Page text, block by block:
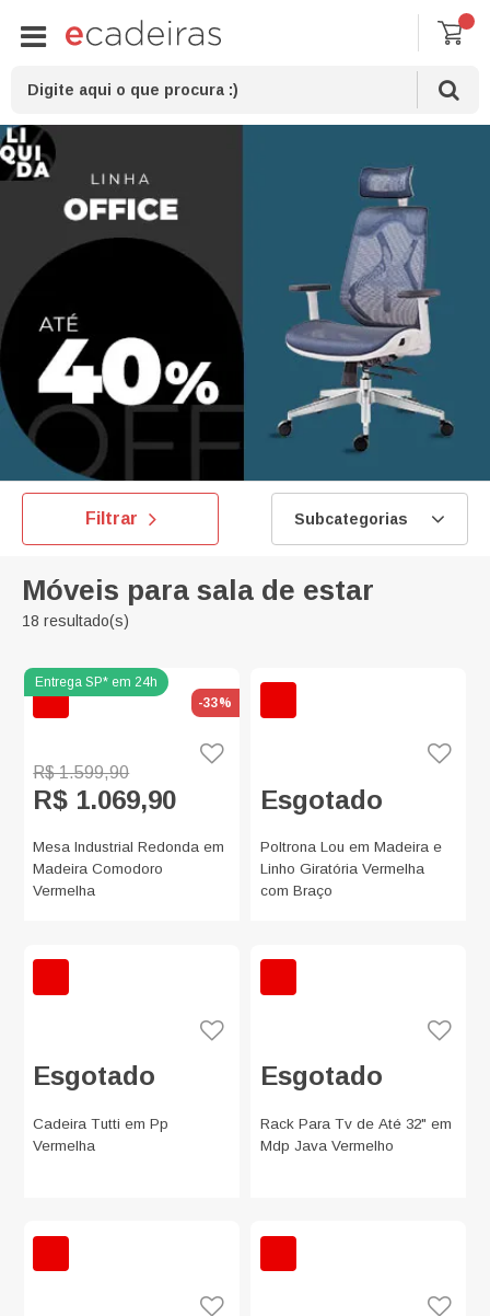
Filtrar
Móveis para sala de estar
18 resultado(s)
Subcategorias
-33%
R$ 1.599,90
R$ 1.069,90
Mesa Industrial Redonda em
Madeira Comodoro
Vermelha
Esgotado
Poltrona Lou em Madeira e
Linho Giratória Vermelha
com Braço
Esgotado
Cadeira Tutti em Pp
Vermelha
Esgotado
Rack Para Tv de Até 32" em
Mdp Java Vermelho